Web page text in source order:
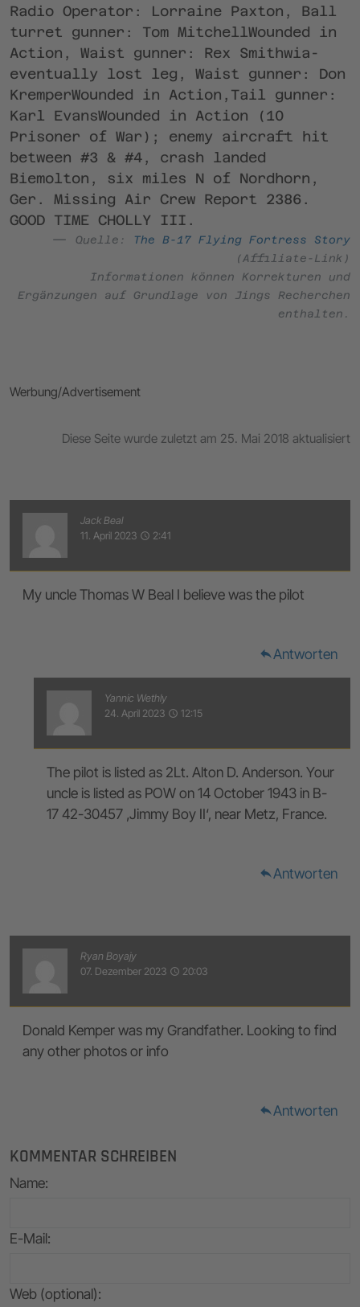
Radio Operator: Lorraine Paxton, Ball
turret gunner: Tom MitchellWounded in
Action, Waist gunner: Rex Smithwia-
eventually lost leg, Waist gunner: Don
KremperWounded in Action,Tail gunner:
Karl EvansWounded in Action (10
Prisoner of War); enemy aircraft hit
between #3 & #4, crash landed
Biemolton, six miles N of Nordhorn,
Ger. Missing Air Crew Report 2386.
GOOD TIME CHOLLY III.
Quelle:
The B-17 Flying Fortress Story
(Affiliate-Link)
Informationen können Korrekturen und
Ergänzungen auf Grundlage von Jings Recherchen
enthalten.
Werbung/Advertisement
Diese Seite wurde zuletzt am 25. Mai 2018 aktualisiert
Jack Beal
11. April 2023 access_time 2:41
My uncle Thomas W Beal I believe was the pilot
replyAntworten
Yannic Wethly
24. April 2023 access_time 12:15
The pilot is listed as 2Lt. Alton D. Anderson. Your
uncle is listed as POW on 14 October 1943 in B-
17 42-30457 ‚Jimmy Boy II‘, near Metz, France.
replyAntworten
Ryan Boyajy
07. Dezember 2023 access_time 20:03
Donald Kemper was my Grandfather. Looking to find
any other photos or info
replyAntworten
KOMMENTAR SCHREIBEN
Name:
E-Mail:
Web (optional):